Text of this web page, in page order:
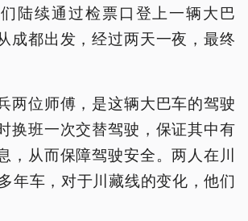
陆续通过检票口登上一辆大巴
成都出发，经过两天一夜，最终
两位师傅，是这辆大巴车的驾驶
换班一次交替驾驶，保证其中有
，从而保障驾驶安全。两人在川
年车，对于川藏线的变化，他们